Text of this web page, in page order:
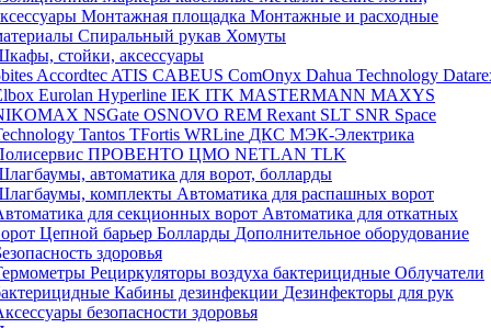
Монтажная площадка Монтажные и расходные
Спиральный рукав Хомуты
стойки, аксессуары
Accordtec ATIS CABEUS ComOnyx Dahua Technology
Eurolan Hyperline IEK ITK MASTERMANN MAXYS
NSGate OSNOVO REM Rexant SLT SNR Space
Tantos TFortis WRLine ДКС МЭК-Электрика
ПРОВЕНТО ЦМО NETLAN TLK
автоматика для ворот, болларды
комплекты Автоматика для распашных ворот
для секционных ворот Автоматика для откатных
Цепной барьер Болларды Дополнительное оборудование
здоровья
Рециркуляторы воздуха бактерицидные Облучатели
Кабины дезинфекции Дезинфекторы для рук
безопасности здоровья